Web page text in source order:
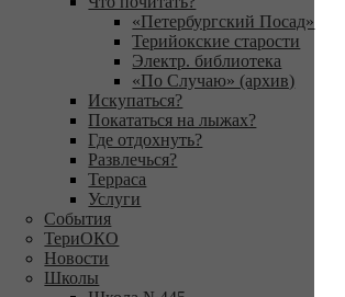
«Петербургский Посад»
Терийокские старости
Электр. библиотека
«По Случаю» (архив)
Искупаться?
Покататься на лыжах?
Где отдохнуть?
Развлечься?
Терраса
Услуги
События
ТериОКО
Новости
Школы